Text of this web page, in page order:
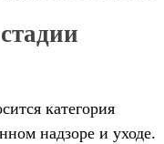
категория
надзоре и уходе.